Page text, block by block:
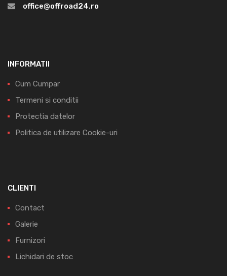
office@offroad24.ro
INFORMATII
Cum Cumpar
Termeni si conditii
Protectia datelor
Politica de utilizare Cookie-uri
CLIENTI
Contact
Galerie
Furnizori
Lichidari de stoc